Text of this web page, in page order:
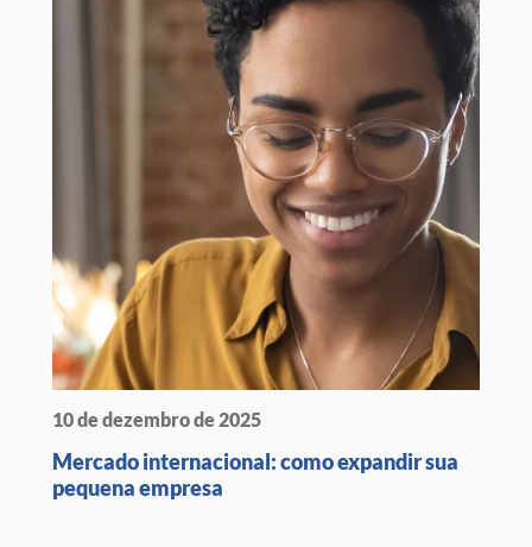
10 de dezembro de 2025
Mercado internacional: como expandir sua
pequena empresa